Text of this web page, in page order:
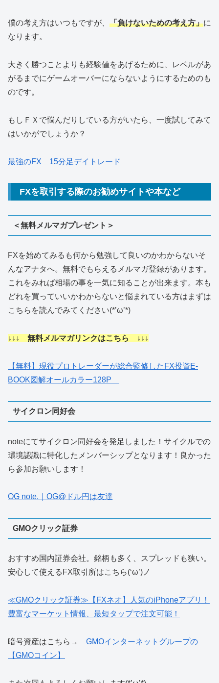
僕の考え方はいつもですが、 「負けないための考え方」に
なります。
大きく勝つことよりも経験値をあげるために、レベルがあ
がるまでにゲームオーバーにならないようにするためのも
のです。
もしＦＸで悩んだりしている方がいたら、一度試してみて
はいかがでしょうか？
最強のFX 15分足デイトレード
FXを取引する際のお勧めサイトや本など
＜無料メルマガプレゼント＞
FXを始めてみるも何から勉強して良いのかわからないそ
んなアナタへ。無料でもらえるメルマガ登録があります。
これをみれば相場の事を一気に知ることが出来ます。本も
どれを買っていいかわからないと悩まれている方はまずは
こちらを読んでみてください(*’ω’*)
↓↓↓ 無料メルマガリンクはこちら ↓↓↓
【無料】現役プロトレーダーが総合監修したFX投資E-
BOOK図解オールカラー128P
サイクロン同好会
noteにてサイクロン同好会を発足しました！サイクルでの
環境認識に特化したメンバーシップとなります！良かった
ら参加お願いします！
OG note.｜OG@ドル円は友達
GMOクリック証券
おすすめ国内証券会社。銘柄も多く、スプレッドも狭い。
安心して使えるFX取引所はこちら(‘ω’)ノ
≪GMOクリック証券≫【FXネオ】人気のiPhoneアプリ！
豊富なマーケット情報、最短タップで注文可能！
暗号資産はこちら→ GMOインターネットグループの
【GMOコイン】